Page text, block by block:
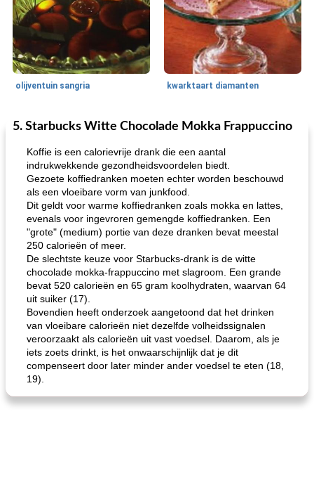
olijventuin sangria kwarktaart diamanten
65 min
Feestdagen en evenementen
de jamcake van Georgië tennessee
310min
One Dish Meal
blauwe kaasperen kip
5. Starbucks Witte Chocolade Mokka Frappuccino
Koffie is een calorievrije drank die een aantal
indrukwekkende gezondheidsvoordelen biedt.
Gezoete koffiedranken moeten echter worden beschouwd
als een vloeibare vorm van junkfood.
Dit geldt voor warme koffiedranken zoals mokka en lattes,
evenals voor ingevroren gemengde koffiedranken. Een
"grote" (medium) portie van deze dranken bevat meestal
250 calorieën of meer.
De slechtste keuze voor Starbucks-drank is de witte
chocolade mokka-frappuccino met slagroom. Een grande
bevat 520 calorieën en 65 gram koolhydraten, waarvan 64
uit suiker (17).
Bovendien heeft onderzoek aangetoond dat het drinken
van vloeibare calorieën niet dezelfde volheidssignalen
veroorzaakt als calorieën uit vast voedsel. Daarom, als je
iets zoets drinkt, is het onwaarschijnlijk dat je dit
compenseert door later minder ander voedsel te eten (18,
19).